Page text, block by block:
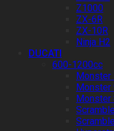
Z1000
ZX-6R
ZX-10R
Ninja H2
DUCATI
600-1200cc
Monster
Monster
Monster